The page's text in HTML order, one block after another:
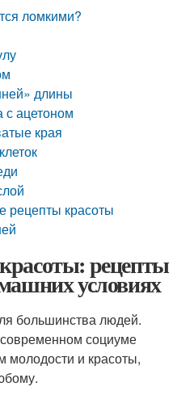
ломкими?
длины
с ацетоном
края
рецепты красоты
рецепты
условиях
большинства людей.
социуме
молодости и красоты,